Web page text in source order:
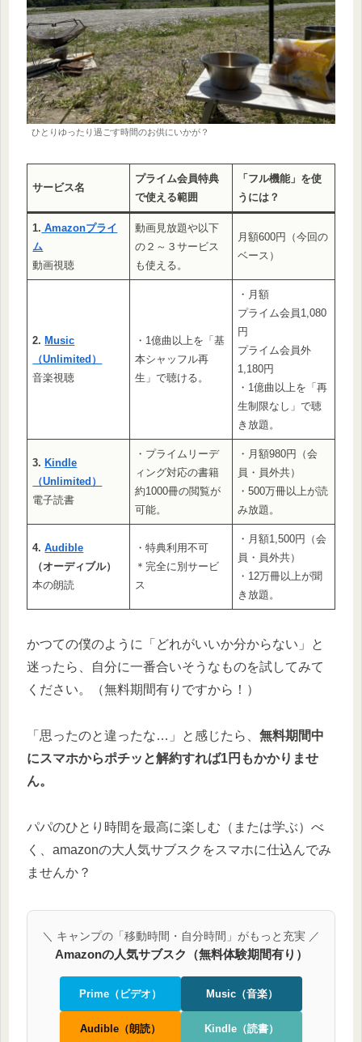
ひとりゆったり過ごす時間のお供にいかが？
サービス名
プライム会員特典
で使える範囲
「フル機能」を使
うには？
1. Amazonプライ
ム
動画視聴
動画見放題や以下
の２～３サービス
も使える。
月額600円（今回の
ベース）
2. Music
（Unlimited）
音楽視聴
・1億曲以上を「基
本シャッフル再
生」で聴ける。
・月額
プライム会員1,080
円
プライム会員外
1,180円
・1億曲以上を「再
生制限なし」で聴
き放題。
3. Kindle
（Unlimited）
電子読書
・プライムリーデ
ィング対応の書籍
約1000冊の閲覧が
可能。
・月額980円（会
員・員外共）
・500万冊以上が読
み放題。
4.Audible
（オーディブル）
本の朗読
・特典利用不可
＊完全に別サービ
ス
・月額1,500円（会
員・員外共）
・12万冊以上が聞
き放題。
かつての僕のように「どれがいいか分からない」と
迷ったら、自分に一番合いそうなものを試してみて
ください。（無料期間有りですから！）
「思ったのと違ったな…」と感じたら、 無料期間中
にスマホからポチッと解約すれば1円もかかりませ
ん。
パパのひとり時間を最高に楽しむ（または学ぶ）べ
く、amazonの大人気サブスクをスマホに仕込んでみ
ませんか？
＼ キャンプの「移動時間・自分時間」がもっと充実 ／
Amazonの人気サブスク（無料体験期間有り）
Prime（ビデオ） Music（音楽）
Audible（朗読） Kindle（読書）